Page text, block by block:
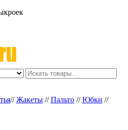
//Жакеты //Пальто //Юбки //